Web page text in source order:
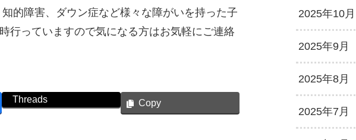
的障害、ダウン症など様々な障がいを持った子
行っていますので気になる方はお気軽にご連絡
Threads Copy
2025年10月
2025年9月
2025年8月
2025年7月